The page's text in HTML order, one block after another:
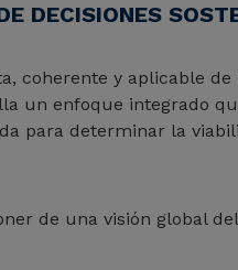
DECISIONES
coherente y aplicable
un enfoque integrado
para determinar la
de una visión global